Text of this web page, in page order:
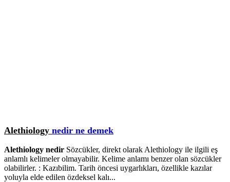
Alethiology nedir ne demek
Alethiology nedir Sözcükler, direkt olarak Alethiology ile ilgili eş
anlamlı kelimeler olmayabilir. Kelime anlamı benzer olan sözcükler
olabilirler. : Kazıbilim. Tarih öncesi uygarlıkları, özellikle kazılar
yoluyla elde edilen özdeksel kalı...